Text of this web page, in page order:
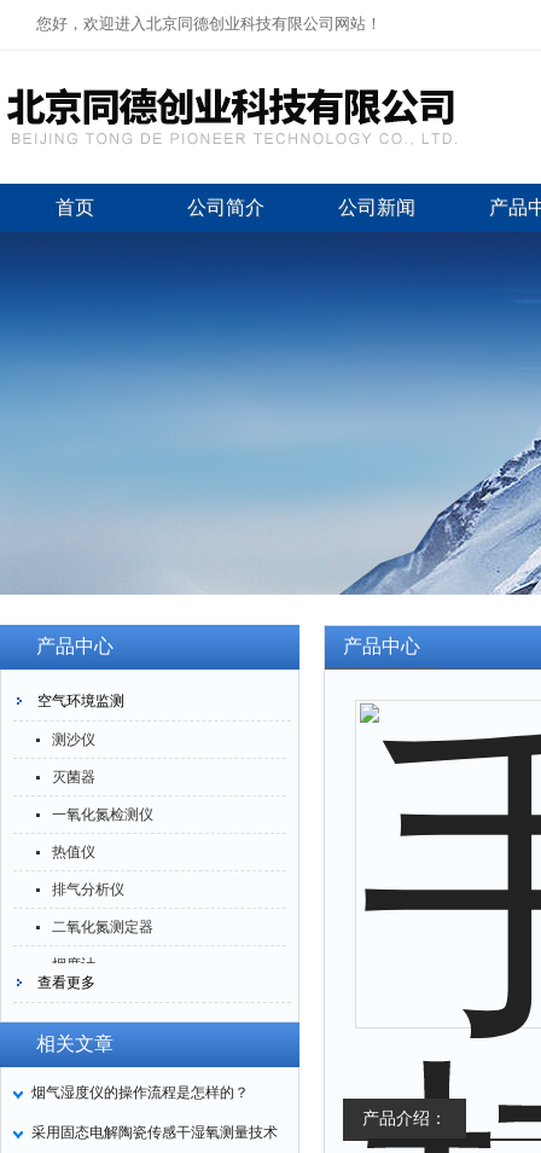
您好，欢迎进入北京同德创业科技有限公司网站！
首页 公司简介 公司新闻 产品
产品中心
空气环境监测
测沙仪
灭菌器
一氧化氮检测仪
热值仪
排气分析仪
二氧化氮测定器
烟度计
四氟化硅测定仪
一氧化碳分析仪
查看更多
相关文章
烟气湿度仪的操作流程是怎样的？
采用固态电解陶瓷传感干湿氧测量技术
产品中心
产品介绍：